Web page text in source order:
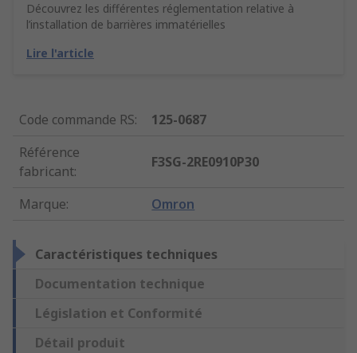
Découvrez les différentes réglementation relative à
l’installation de barrières immatérielles
Lire l'article
Code commande RS:
125-0687
Référence
fabricant:
F3SG-2RE0910P30
Marque: Omron
Caractéristiques techniques
Documentation technique
Législation et Conformité
Détail produit